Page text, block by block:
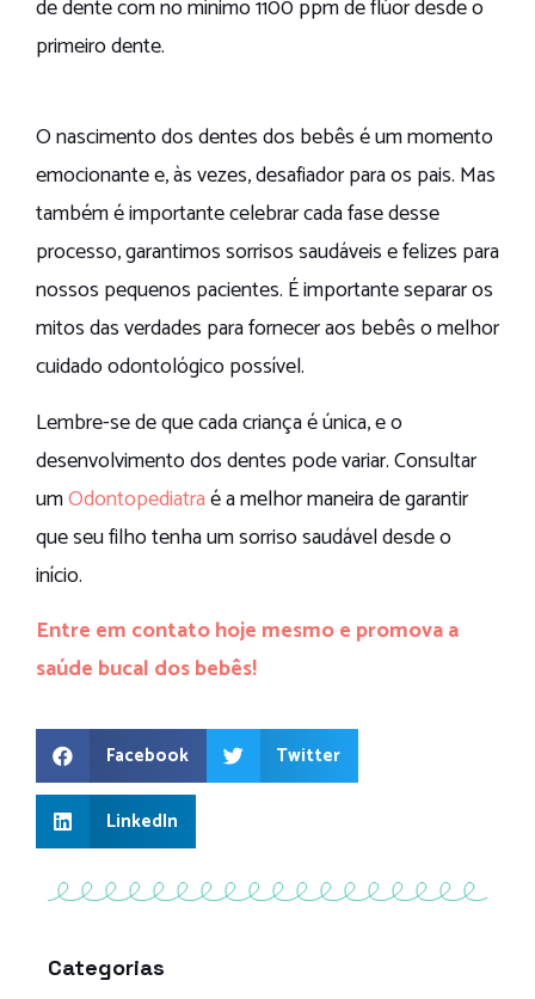
de dente com no mínimo 1100 ppm de flúor desde o
primeiro dente.
O nascimento dos dentes dos bebês é um momento
emocionante e, às vezes, desafiador para os pais. Mas
também é importante celebrar cada fase desse
processo, garantimos sorrisos saudáveis e felizes para
nossos pequenos pacientes. É importante separar os
mitos das verdades para fornecer aos bebês o melhor
cuidado odontológico possível.
Lembre-se de que cada criança é única, e o
desenvolvimento dos dentes pode variar. Consultar
umOdontopediatraé a melhor maneira de garantir
que seu filho tenha um sorriso saudável desde o
início.
Entre em contato hoje mesmo e promova a
saúde bucal dos bebês!
Facebook Twitter
LinkedIn
Categorias